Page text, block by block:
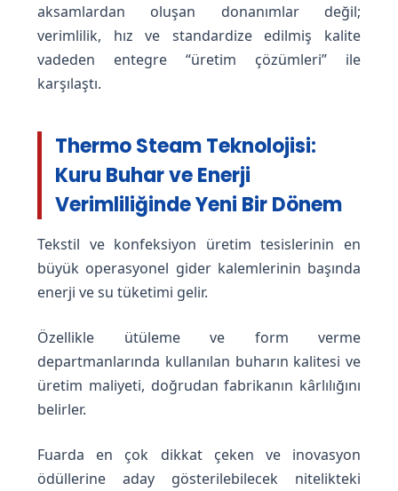
aksamlardan oluşan donanımlar değil;
verimlilik, hız ve standardize edilmiş kalite
vadeden entegre “üretim çözümleri” ile
karşılaştı.
Thermo Steam Teknolojisi:
Kuru Buhar ve Enerji
Verimliliğinde Yeni Bir Dönem
Tekstil ve konfeksiyon üretim tesislerinin en
büyük operasyonel gider kalemlerinin başında
enerji ve su tüketimi gelir.
Özellikle ütüleme ve form verme
departmanlarında kullanılan buharın kalitesi ve
üretim maliyeti, doğrudan fabrikanın kârlılığını
belirler.
Fuarda en çok dikkat çeken ve inovasyon
ödüllerine aday gösterilebilecek nitelikteki